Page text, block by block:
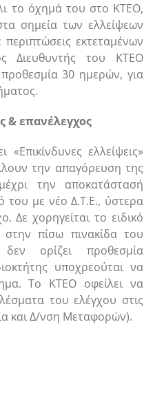
το όχημά του στο ΚΤΕΟ,
σημεία των ελλείψεων
εκτεταμένων
Διευθυντής του ΚΤΕΟ
30 ημερών, για
& επανέλεγχος
«Επικίνδυνες ελλείψεις»
την απαγόρευση της
την αποκατάστασή
του με νέο Δ.Τ.Ε., ύστερα
Δε χορηγείται το ειδικό
πίσω πινακίδα του
ορίζει προθεσμία
υποχρεούται να
Το ΚΤΕΟ οφείλει να
του ελέγχου στις
και Δ/νση Μεταφορών).